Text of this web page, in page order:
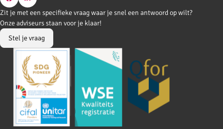
Go
to
Facebook
Go
to
LinkedIn
Zit je met een specifieke vraag waar je snel een antwoord op wilt?
Onze adviseurs staan voor je klaar!
Stel je vraag